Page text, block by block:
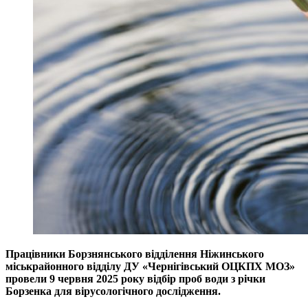
Працівники Борзнянського відділення Ніжинського
міськрайонного відділу ДУ «Чернігівський ОЦКПХ МОЗ»
провели 9 червня 2025 року відбір проб води з річки
Борзенка для вірусологічного дослідження.